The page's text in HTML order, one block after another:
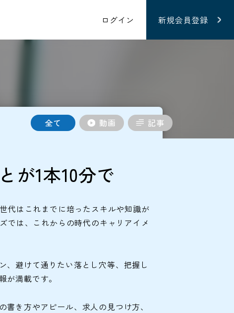
ログイン 新規会員登録
全て 動画 記事
が1本10分で
代はこれまでに培ったスキルや知識が
では、これからの時代のキャリアイメ
、避けて通りたい落とし穴等、把握し
満載です。
き方やアピール、求人の見つけ方、